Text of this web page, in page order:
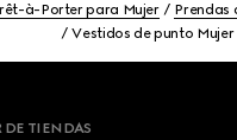
à-Porter para Mujer
Prendas
Vestidos de punto Mujer
TIENDAS